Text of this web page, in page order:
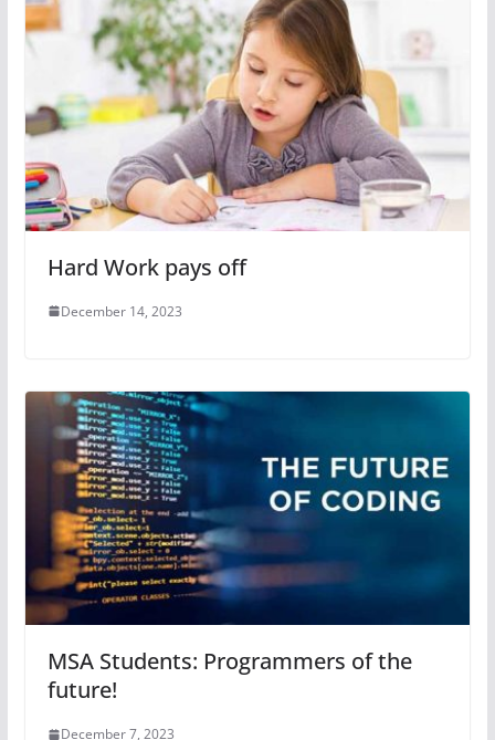
Hard Work pays off
December 14, 2023
MSA Students: Programmers of the
future!
December 7, 2023